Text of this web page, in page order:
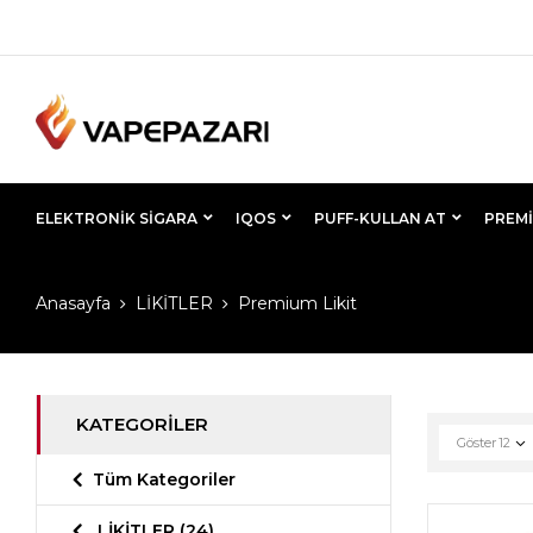
ELEKTRONIK SIGARA IQOS PUFF-KULLAN AT
Anasayfa LİKİTLER Premium Likit
KATEGORILER
Tüm Kategoriler
Göster12